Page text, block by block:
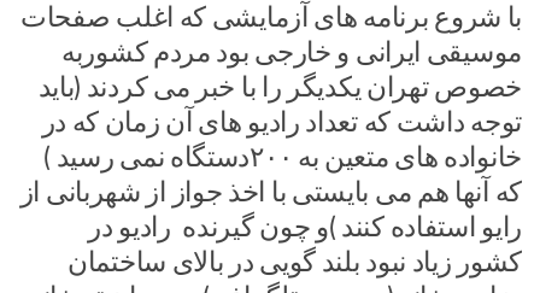
با شروع برنامه های آزمایشی که اغلب صفحات
موسیقی ایرانی و خارجی بود مردم کشوربه
خصوص تهران یکدیگر را با خبر می کردند (باید
توجه داشت که تعداد رادیو های آن زمان که در
خانواده های متعین به ۲۰۰دستگاه نمی رسید )
که آنها هم می بایستی با اخذ جواز از شهربانی از
رایو استفاده کنند )و چون گیرنده رادیو در
کشور زیاد نبود بلند گویی در بالای ساختمان